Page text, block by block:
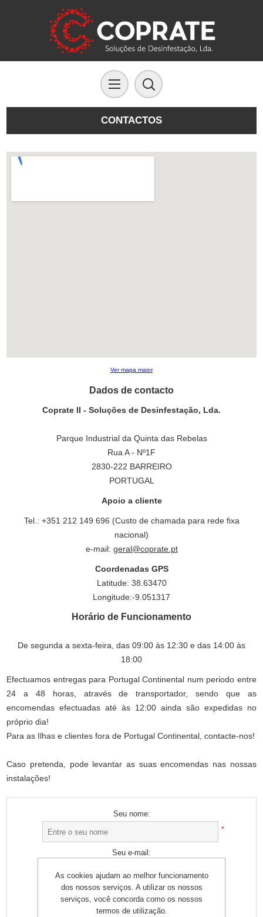
CONTACTOS
Ver mapa maior
Dados de contacto
Coprate II - Soluções de Desinfestação, Lda.
Parque Industrial da Quinta das Rebelas
Rua A - Nº1F
2830-222 BARREIRO
PORTUGAL
Apoio a cliente
Tel.: +351 212 149 696 (Custo de chamada para rede fixa
nacional)
e-mail: geral@coprate.pt
Coordenadas GPS
Latitude: 38.63470
Longitude:-9.051317
Horário de Funcionamento
De segunda a sexta-feira, das 09:00 às 12:30 e das 14:00 às
18:00
Efectuamos entregas para Portugal Continental num periodo entre
24 a 48 horas, através de transportador, sendo que as
encomendas efectuadas até às 12:00 ainda são expedidas no
próprio dia!
Para as Ilhas e clientes fora de Portugal Continental, contacte-nos!
Caso pretenda, pode levantar as suas encomendas nas nossas
instalações!
Seu nome:
*
Seu e-mail:
Solicitação:
As cookies ajudam ao melhor funcionamento
dos nossos serviços. A utilizar os nossos
serviços, você concorda como os nossos
termos de utilização.